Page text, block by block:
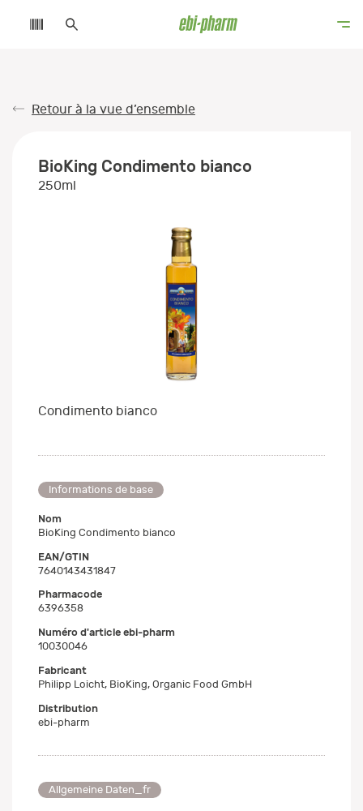
Retour à la vue d’ensemble
BioKing Condimento bianco
250ml
Condimento bianco
Informations de base
Nom
BioKing Condimento bianco
EAN/GTIN
7640143431847
Pharmacode
6396358
Numéro d'article ebi-pharm
10030046
Fabricant
Philipp Loicht, BioKing, Organic Food GmbH
Distribution
ebi-pharm
Allgemeine Daten_fr